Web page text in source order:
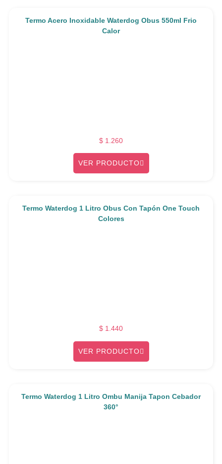
Termo Acero Inoxidable Waterdog Obus 550ml Frio
Calor
$ 1.260
VER PRODUCTO
Termo Waterdog 1 Litro Obus Con Tapón One Touch
Colores
$ 1.440
VER PRODUCTO
Termo Waterdog 1 Litro Ombu Manija Tapon Cebador
360°